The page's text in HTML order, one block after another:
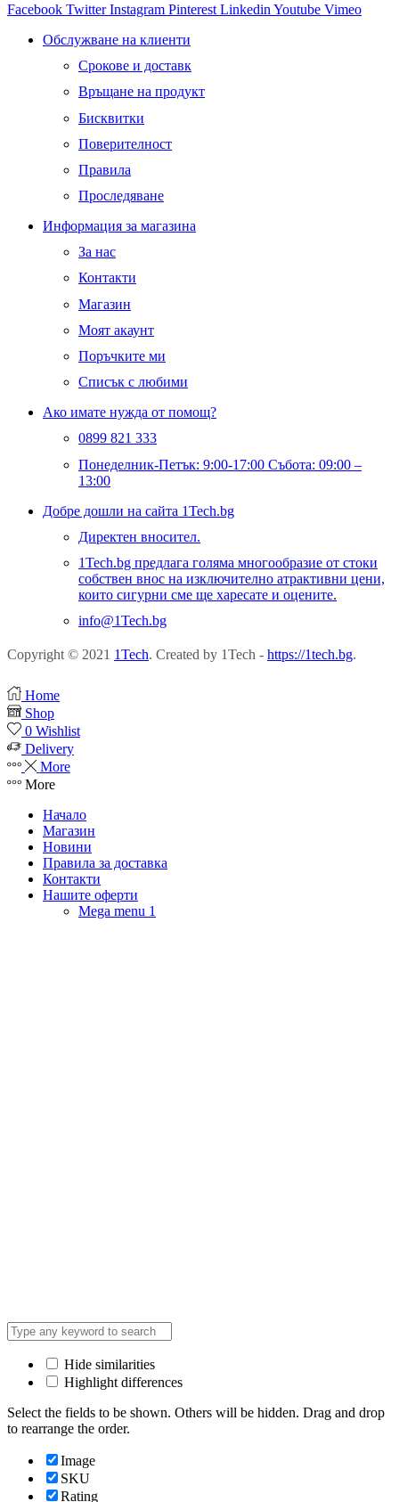
Facebook Twitter Instagram Pinterest Linkedin Youtube Vimeo
Обслужване на клиенти
Срокове и доставк
Връщане на продукт
Бисквитки
Поверителност
Правила
Проследяване
Информация за магазина
За нас
Контакти
Магазин
Моят акаунт
Поръчките ми
Списък с любими
Ако имате нужда от помощ?
0899 821 333
Понеделник-Петък: 9:00-17:00 Събота: 09:00 –
13:00
Добре дошли на сайта 1Tech.bg
Директен вносител.
1Tech.bg предлага голяма многообразие от стоки
собствен внос на изключително атрактивни цени,
които сигурни сме ще харесате и оцените.
info@1Tech.bg
Copyright © 2021 1Tech. Created by 1Tech - https://1tech.bg.
Home
Shop
0 Wishlist
Delivery
More
More
Начало
Магазин
Новини
Правила за доставка
Контакти
Нашите оферти
Mega menu 1
Hide similarities
Highlight differences
Select the fields to be shown. Others will be hidden. Drag and drop
to rearrange the order.
Image
SKU
Rating